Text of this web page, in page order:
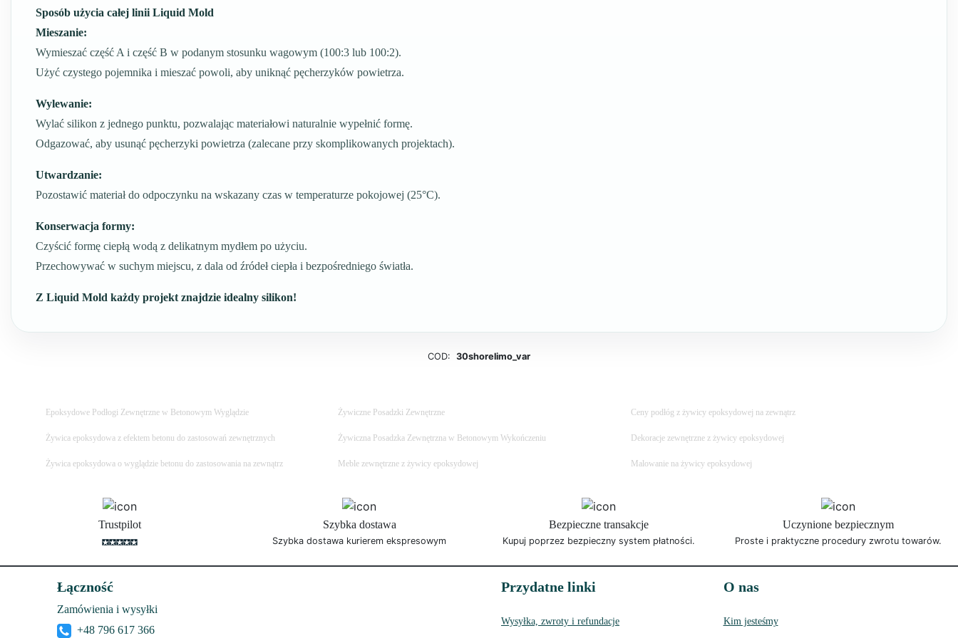
Sposób użycia całej linii Liquid Mold
Mieszanie:
Wymieszać część A i część B w podanym stosunku wagowym (100:3 lub 100:2).
Użyć czystego pojemnika i mieszać powoli, aby uniknąć pęcherzyków powietrza.
Wylewanie:
Wylać silikon z jednego punktu, pozwalając materiałowi naturalnie wypełnić formę.
Odgazować, aby usunąć pęcherzyki powietrza (zalecane przy skomplikowanych projektach).
Utwardzanie:
Pozostawić materiał do odpoczynku na wskazany czas w temperaturze pokojowej (25°C).
Konserwacja formy:
Czyścić formę ciepłą wodą z delikatnym mydłem po użyciu.
Przechowywać w suchym miejscu, z dala od źródeł ciepła i bezpośredniego światła.
Z Liquid Mold każdy projekt znajdzie idealny silikon!
COD: 30shorelimo_var
Epoksydowe Podłogi Zewnętrzne w Betonowym Wyglądzie Żywiczne Posadzki Zewnętrzne Ceny podłóg z żywicy epoksydowej na zewnątrz
Żywica epoksydowa z efektem betonu do zastosowań zewnętrznych Żywiczna Posadzka Zewnętrzna w Betonowym Wykończeniu Dekoracje zewnętrzne z żywicy epoksydowej
Żywica epoksydowa o wyglądzie betonu do zastosowania na zewnątrz Meble zewnętrzne z żywicy epoksydowej Malowanie na żywicy epoksydowej
Trustpilot Szybka dostawa
Szybka dostawa kurierem ekspresowym
Bezpieczne transakcje
Kupuj poprzez bezpieczny system płatności.
Uczynione bezpiecznym
Proste i praktyczne procedury zwrotu towarów.
Łączność
Zamówienia i wysyłki
+48 796 617 366
Przydatne linki
Wysyłka, zwroty i refundacje
O nas
Kim jesteśmy